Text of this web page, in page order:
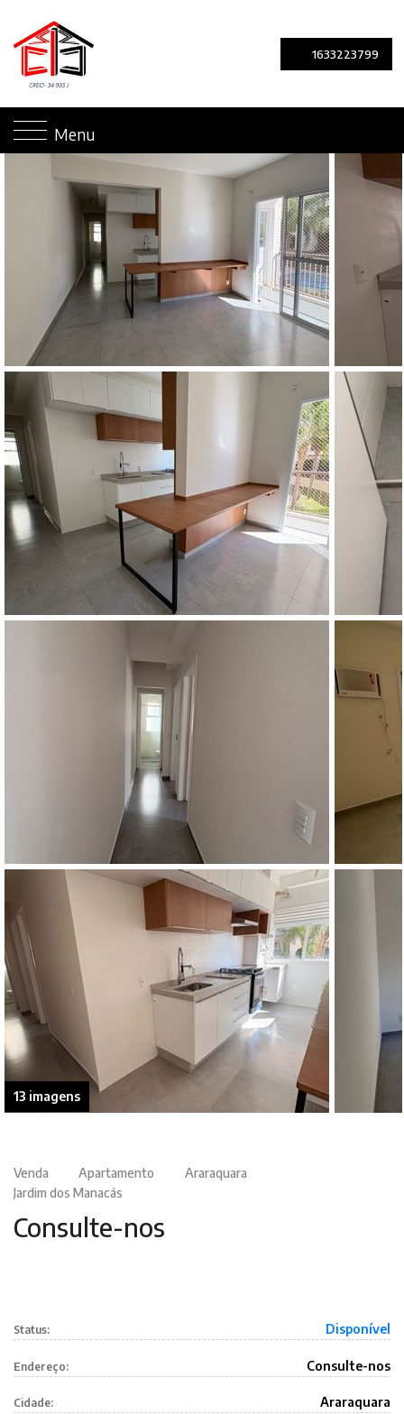
1633223799
Menu
13 imagens
Venda Apartamento
Araraquara
Jardim dos Manacás
Consulte-nos
Status: Disponível
Endereço: Consulte-nos
Cidade: Araraquara